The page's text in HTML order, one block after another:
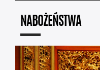
NABOŻEŃSTWA